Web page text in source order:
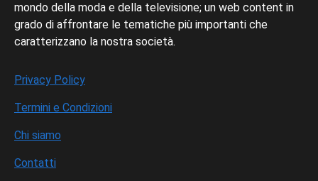
mondo della moda e della televisione; un web content in
grado di affrontare le tematiche più importanti che
caratterizzano la nostra società.
Privacy Policy
Termini e Condizioni
Chi siamo
Contatti